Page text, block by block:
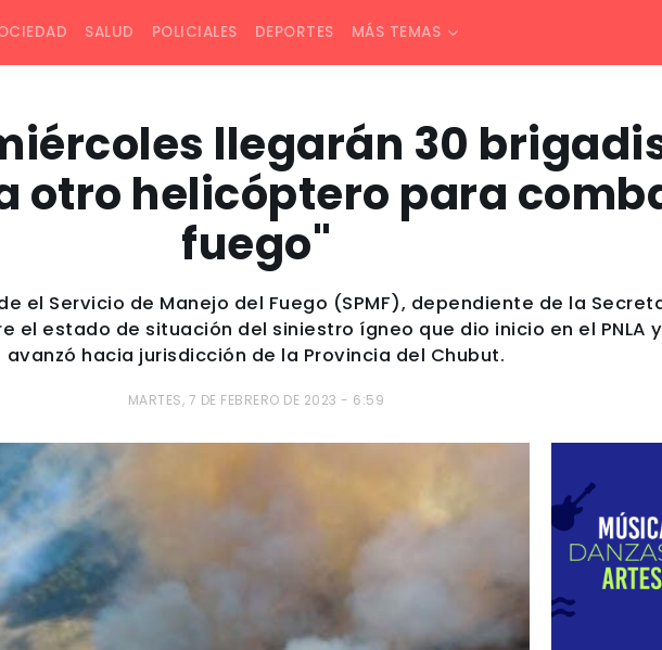
SALUD POLICIALES DEPORTES MÁS TEMAS
llegarán 30
otro helicóptero para
fuego"
el Servicio de Manejo del Fuego (SPMF), dependiente de la
el estado de situación del siniestro ígneo que dio inicio en el PNLA
avanzó hacia jurisdicción de la Provincia del Chubut.
MARTES, 7 DE FEBRERO DE 2023 - 6:59